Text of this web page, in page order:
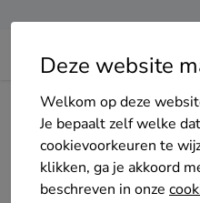
Deze website
Welkom op deze
Je bepaalt zelf welke
cookievoorkeuren te
klikken, ga je akkoord
beschreven in onze
Home